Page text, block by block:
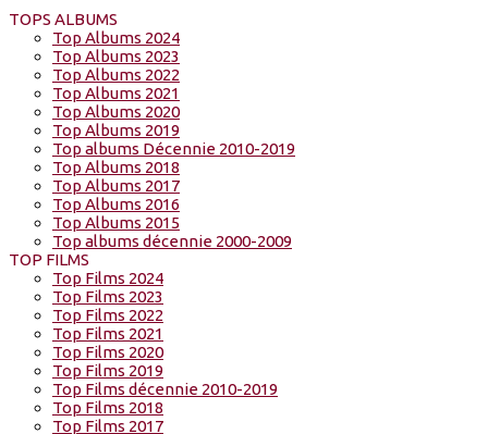
TOPS ALBUMS
Top Albums 2024
Top Albums 2023
Top Albums 2022
Top Albums 2021
Top Albums 2020
Top Albums 2019
Top albums Décennie 2010-2019
Top Albums 2018
Top Albums 2017
Top Albums 2016
Top Albums 2015
Top albums décennie 2000-2009
TOP FILMS
Top Films 2024
Top Films 2023
Top Films 2022
Top Films 2021
Top Films 2020
Top Films 2019
Top Films décennie 2010-2019
Top Films 2018
Top Films 2017